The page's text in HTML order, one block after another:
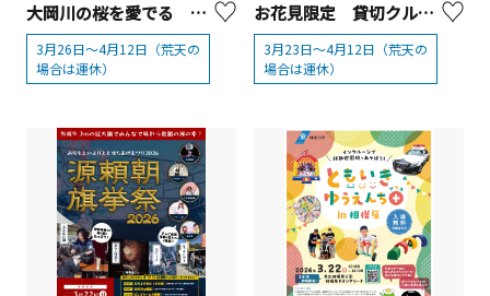
大岡川の桜を愛でる 桜鑑賞クルーズ
3月26日～4月12日（荒天の
場合は運休）
お花見限定 貸切クルーズ
3月23日～4月12日（荒天の
場合は運休）